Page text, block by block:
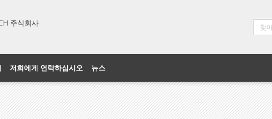
주식회사
저희에게 연락하십시오 뉴스